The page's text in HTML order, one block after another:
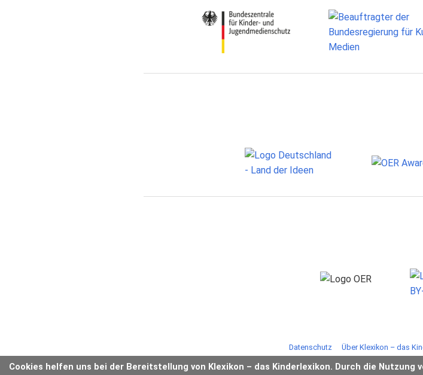
Cookies helfen uns bei der Bereitstellung von Klexikon – das Kinderlexikon. Durch die Nutzung
Datenschutz Über Klexikon – das